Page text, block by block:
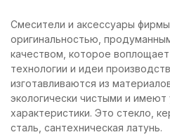
Смесители и аксессуары
оригинальностью,
качеством, которое
технологии и идеи
изготавливаются из
экологически чистыми и
характеристики. Это стекло,
сталь, сантехническая латунь.